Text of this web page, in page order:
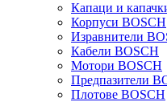
Капаци и
Корпуси BOSCH
Изравнители
Кабели BOSCH
Мотори BOSCH
Предпазители
Плотове BOSCH